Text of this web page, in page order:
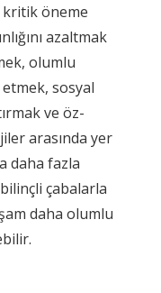
kritik öneme
azaltmak
olumlu
sosyal
ve öz-
arasında yer
daha fazla
çabalarla
daha olumlu